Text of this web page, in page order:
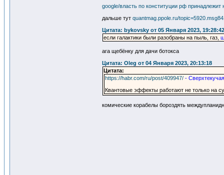
google/власть по конституции рф принадлежит
дальше тут quantmag.ppole.ru/
Цитата: bykovsky от 05 Января 2023, 19:28:42
если галактики были разобраны на пыль, газ,
ага щебёнку для дачи ботокса
Цитата: Oleg от 04 Января 2023, 20:13:18
Цитата:
https://habr.com/ru/post/409947/ -
Квантовые эффекты работают не только на
комические корабелы бороздять